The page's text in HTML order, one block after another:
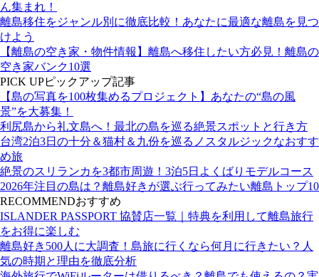
ん集まれ！
離島移住をジャンル別に徹底比較！あなたに最適な離島を見つ
けよう
【離島の空き家・物件情報】離島へ移住したい方必見！離島の
空き家バンク10選
PICK UPピックアップ記事
【島の写真を100枚集めるプロジェクト】あなたの“島の風
景”を大募集！
利尻島から礼文島へ！最北の島を巡る絶景スポットと行き方
台湾2泊3日の十分＆猫村＆九份を巡るノスタルジックなおすす
め旅
絶景のスリランカを3都市周遊！3泊5日よくばりモデルコース
2026年注目の島は？離島好きが選ぶ行ってみたい離島トップ10
RECOMMENDおすすめ
ISLANDER PASSPORT 協賛店一覧｜特典を利用して離島旅行
をお得に楽しむ
離島好き500人に大調査！島旅に行くなら何月に行きたい？人
気の時期と理由を徹底分析